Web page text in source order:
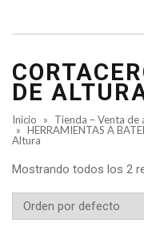
DE
Inicio » Tienda – Venta
» HERRAMIENTAS A
Altura
Mostrando todos los 2